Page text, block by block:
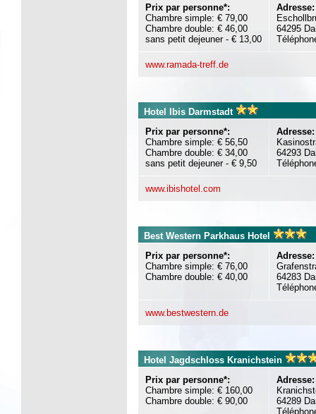
Prix par personne*:
Chambre simple: € 79,00
Chambre double: € 46,00
sans petit dejeuner - € 13,00
Adresse:
64295
www.ramada-treff.de
Hotel Ibis Darmstadt
Prix par personne*:
Chambre simple: € 56,50
Chambre double: € 34,00
sans petit dejeuner - € 9,50
Adresse:
64293
www.ibishotel.com
Best Western Parkhaus Hotel
Prix par personne*:
Chambre simple: € 76,00
Chambre double: € 40,00
Adresse:
64283
www.bestwestern.de
Hotel Jagdschloss Kranichstein
Prix par personne*:
Chambre simple: € 160,00
Chambre double: € 90,00
Adresse:
64289